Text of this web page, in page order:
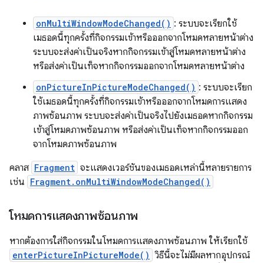
onMultiWindowModeChanged() : ระบบจะเรียกใช้
เมธอดนี้ทุกครั้งที่กิจกรรมเข้าหรือออกจากโหมดหลายหน้าต่าง
ระบบจะส่งค่าเป็นจริงหากกิจกรรมเข้าสู่โหมดหลายหน้าต่าง
หรือส่งค่าเป็นเท็จหากกิจกรรมออกจากโหมดหลายหน้าต่าง
onPictureInPictureModeChanged() : ระบบจะเรียก
ใช้เมธอดนี้ทุกครั้งที่กิจกรรมเข้าหรือออกจากโหมดการแสดง
ภาพซ้อนภาพ ระบบจะส่งค่าเป็นจริงไปยังเมธอดหากกิจกรรม
เข้าสู่โหมดภาพซ้อนภาพ หรือส่งค่าเป็นเท็จหากกิจกรรมออก
จากโหมดภาพซ้อนภาพ
คลาส Fragment จะแสดงเวอร์ชันของเมธอดเหล่านี้หลายรายการ
เช่น Fragment.onMultiWindowModeChanged()
โหมดการแสดงภาพซ้อนภาพ
หากต้องการใส่กิจกรรมในโหมดการแสดงภาพซ้อนภาพ ให้เรียกใช้
enterPictureInPictureMode() วิธีนี้จะไม่มีผลหากอุปกรณ์